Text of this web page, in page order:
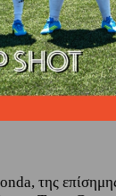
της